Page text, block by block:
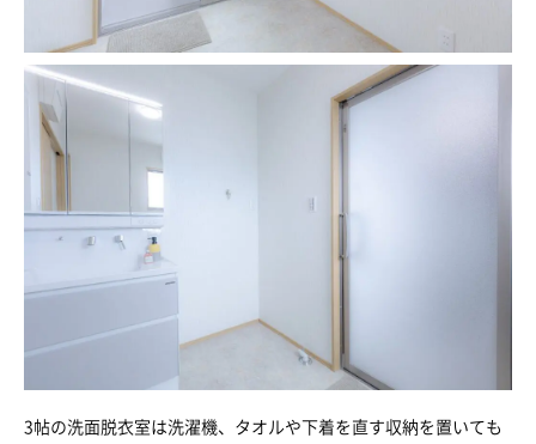
3帖の洗面脱衣室は洗濯機、タオルや下着を直す収納を置いても